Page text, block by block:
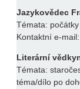
Jazykovědec
Témata:
Kontaktní e-mail:
Literární
Témata:
téma/dílo po